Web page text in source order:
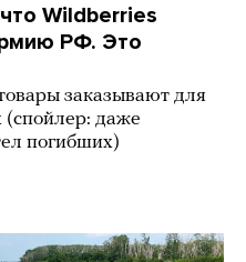
Wildberries
РФ. Это
заказывают для
(спойлер: даже
погибших)